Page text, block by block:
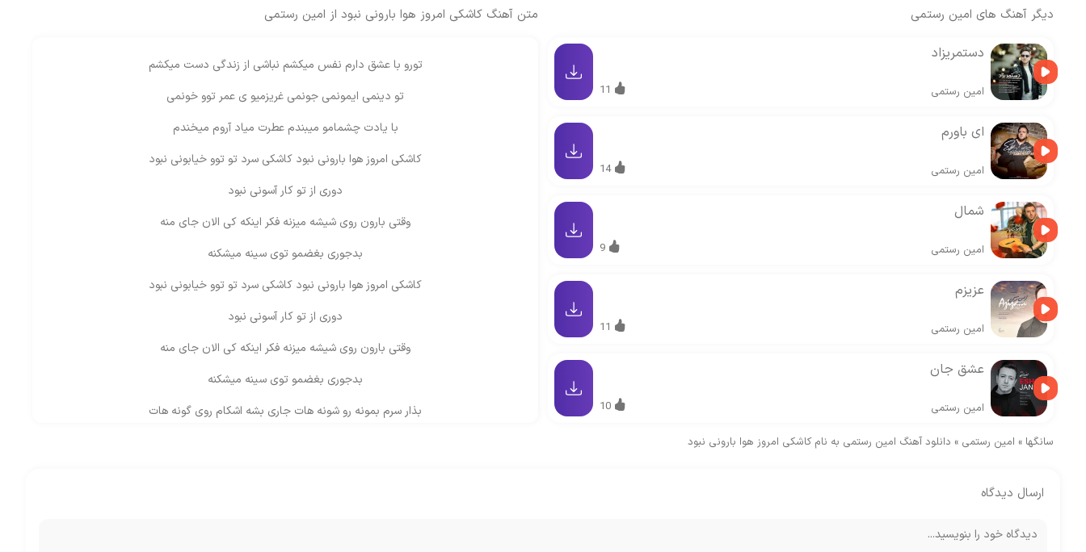
متن آهنگ کاشکی امروز هوا بارونی نبود از امین رستمی
تورو با عشق دارم نفس میکشم نباشی از زندگی دست میکشم
تو دینمی ایمونمی جونمی غریزمیو ی عمر توو خونمی
با یادت چشمامو میبندم عطرت میاد آروم میخندم
کاشکی امروز هوا بارونی نبود کاشکی سرد تو توو خیابونی نبود
دوری از تو کار آسونی نبود
وقتی بارون روی شیشه میزنه فکر اینکه کی الان جای منه
بدجوری بغضمو توی سینه میشکنه
کاشکی امروز هوا بارونی نبود کاشکی سرد تو توو خیابونی نبود
دوری از تو کار آسونی نبود
وقتی بارون روی شیشه میزنه فکر اینکه کی الان جای منه
بدجوری بغضمو توی سینه میشکنه
بذار سرم بمونه رو شونه هات جاری بشه اشکام روی گونه هات
دیگر آهنگ های امین رستمی
دستمریزاد
امین رستمی 11
ای باورم
امین رستمی 14
شمال
امین رستمی 9
عزیزم
امین رستمی 11
عشق جان
امین رستمی 10
سانگها » امین رستمی » دانلود آهنگ امین رستمی به نام کاشکی امروز هوا بارونی نبود
ارسال دیدگاه